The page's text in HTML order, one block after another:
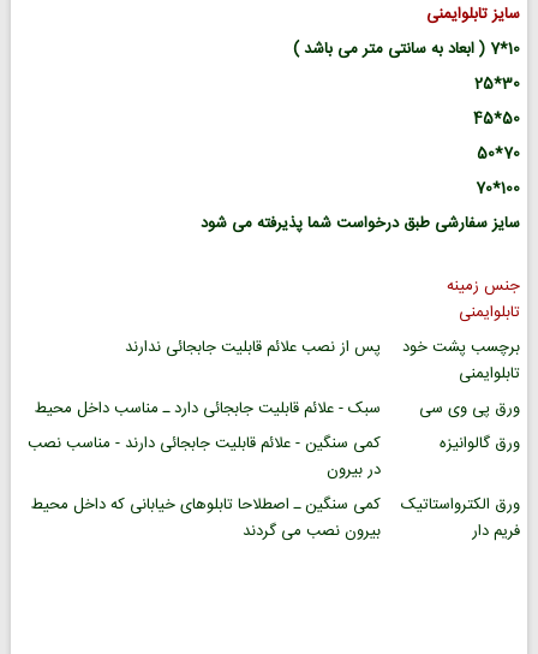
سایز تابلوایمنی
10*7 ( ابعاد به سانتی متر می باشد )
30*25
50*45
70*50
100*70
سایز سفارشی طبق درخواست شما پذیرفته می شود
جنس زمینه
تابلوایمنی
برچسب پشت خود
تابلوایمنی
پس از نصب علائم قابلیت جابجائی ندارند
ورق پی وی سی
سبک - علائم قابلیت جابجائی دارد ـ مناسب داخل محیط
ورق گالوانیزه
کمی سنگین - علائم قابلیت جابجائی دارند - مناسب نصب
در بیرون
ورق الکترواستاتیک
فریم دار
کمی سنگین ـ اصطلاحا تابلوهای خیابانی که داخل محیط
بیرون نصب می گردند